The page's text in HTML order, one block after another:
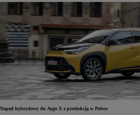
Napęd hybrydowy do Aygo X z produkcją w Polsce